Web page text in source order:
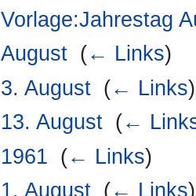
Vorlage:Jahrestag
August (← Links)
3. August (← Links)
13. August (←
1961 (← Links)
1. August (← Links)